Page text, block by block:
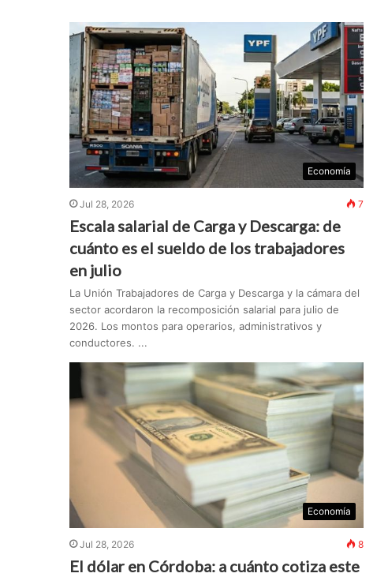
Economía
Jul 28, 2026 7
Escala salarial de Carga y Descarga: de
cuánto es el sueldo de los trabajadores
en julio
La Unión Trabajadores de Carga y Descarga y la cámara del
sector acordaron la recomposición salarial para julio de
2026. Los montos para operarios, administrativos y
conductores. ...
Economía
Jul 28, 2026 8
El dólar en Córdoba: a cuánto cotiza este